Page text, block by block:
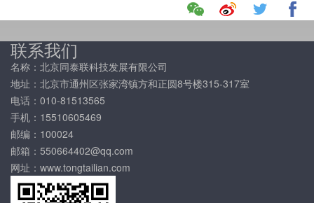
联系我们
名称：北京同泰联科技发展有限公司
地址：北京市通州区张家湾镇方和正圆8号楼315-317室
电话：010-81513565
手机：15510605469
邮编：100024
邮箱：550664402@qq.com
网址：www.tongtailian.com